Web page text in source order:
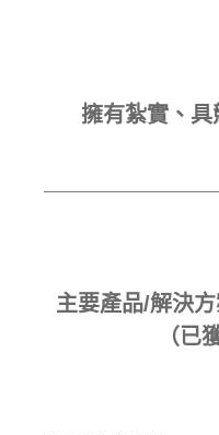
擁有紮實、
主要產品/解決
（已